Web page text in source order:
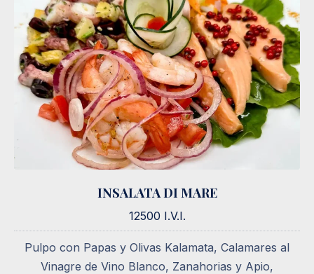
INSALATA DI MARE
12500 I.V.I.
Pulpo con Papas y Olivas Kalamata, Calamares al
Vinagre de Vino Blanco, Zanahorias y Apio,